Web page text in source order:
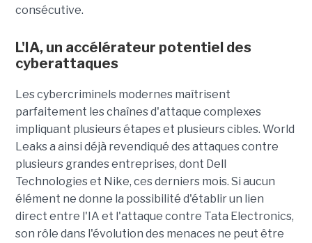
consécutive.
L'IA, un accélérateur potentiel des
cyberattaques
Les cybercriminels modernes maîtrisent
parfaitement les chaînes d'attaque complexes
impliquant plusieurs étapes et plusieurs cibles. World
Leaks a ainsi déjà revendiqué des attaques contre
plusieurs grandes entreprises, dont Dell
Technologies et Nike, ces derniers mois. Si aucun
élément ne donne la possibilité d'établir un lien
direct entre l'IA et l'attaque contre Tata Electronics,
son rôle dans l'évolution des menaces ne peut être